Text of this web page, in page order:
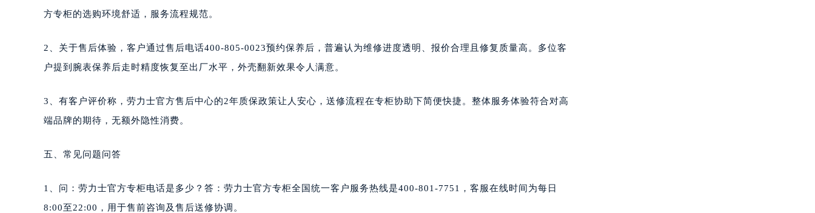
方专柜的选购环境舒适，服务流程规范。
2、关于售后体验，客户通过售后电话400-805-0023预约保养后，普遍认为维修进度透明、报价合理且修复质量高。多位客
户提到腕表保养后走时精度恢复至出厂水平，外壳翻新效果令人满意。
3、有客户评价称，劳力士官方售后中心的2年质保政策让人安心，送修流程在专柜协助下简便快捷。整体服务体验符合对高
端品牌的期待，无额外隐性消费。
五、常见问题问答
1、问：劳力士官方专柜电话是多少？答：劳力士官方专柜全国统一客户服务热线是400-801-7751，客服在线时间为每日
8:00至22:00，用于售前咨询及售后送修协调。